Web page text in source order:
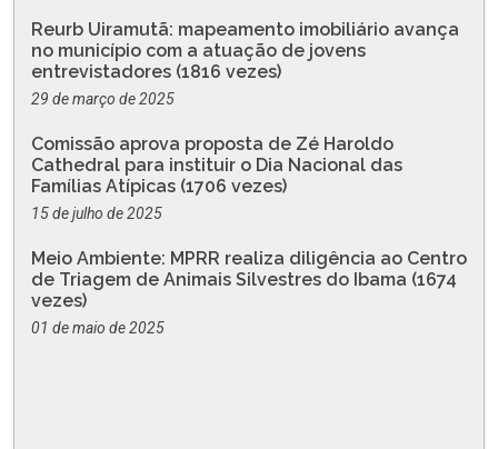
Reurb Uiramutã: mapeamento imobiliário avança
no município com a atuação de jovens
entrevistadores (1816 vezes)
29 de março de 2025
Comissão aprova proposta de Zé Haroldo
Cathedral para instituir o Dia Nacional das
Famílias Atípicas (1706 vezes)
15 de julho de 2025
Meio Ambiente: MPRR realiza diligência ao Centro
de Triagem de Animais Silvestres do Ibama (1674
vezes)
01 de maio de 2025